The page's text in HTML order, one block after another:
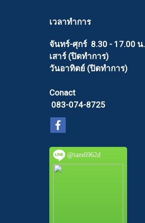
เวลาทำการ
จันทร์-ศุกร์ 8.30 - 17.00 น.
เสาร์ (ปิดทำการ)
วันอาทิตย์ (ปิดทำการ)
Conact
083-074-8725
@tam6962d